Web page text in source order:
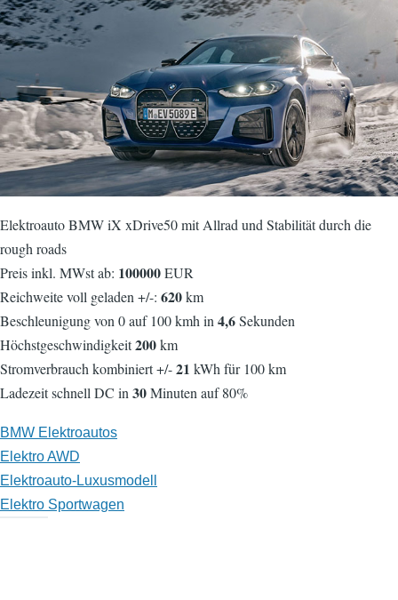
Elektroauto BMW iX xDrive50 mit Allrad und Stabilität durch die
rough roads
Preis inkl. MWst ab: 100000EUR
Reichweite voll geladen +/-: 620km
Beschleunigung von 0 auf 100 kmh in 4,6Sekunden
Höchstgeschwindigkeit200km
Stromverbrauch kombiniert +/-21 kWh für 100 km
Ladezeit schnell DC in 30Minuten auf 80%
BMW Elektroautos
Elektro AWD
Elektroauto-Luxusmodell
Elektro Sportwagen